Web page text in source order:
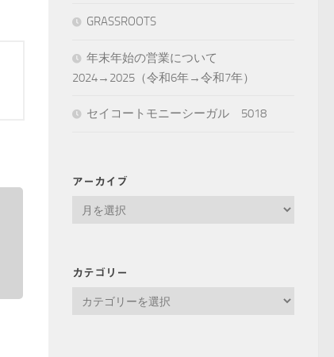
GRASSROOTS
年末年始の営業について
2024→2025（令和6年→令和7年）
セイコートモニーシーガル 5018
アーカイブ
ブ
カテゴリー